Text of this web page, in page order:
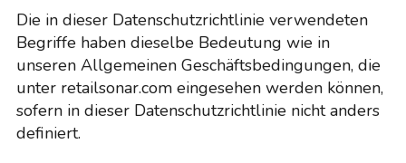
Die in dieser Datenschutzrichtlinie verwendeten
Begriffe haben dieselbe Bedeutung wie in
unseren Allgemeinen Geschäftsbedingungen, die
unter retailsonar.com eingesehen werden können,
sofern in dieser Datenschutzrichtlinie nicht anders
definiert.